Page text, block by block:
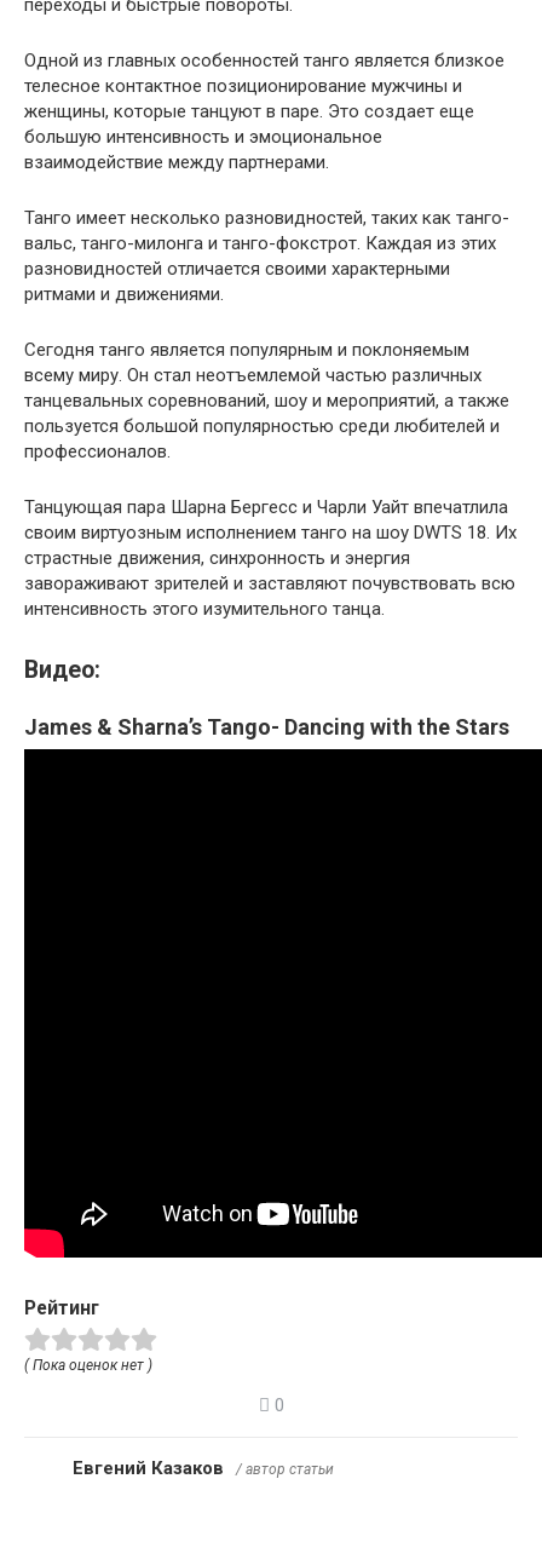
переходы и быстрые повороты.
Одной из главных особенностей танго является близкое
телесное контактное позиционирование мужчины и
женщины, которые танцуют в паре. Это создает еще
большую интенсивность и эмоциональное
взаимодействие между партнерами.
Танго имеет несколько разновидностей, таких как танго-
вальс, танго-милонга и танго-фокстрот. Каждая из этих
разновидностей отличается своими характерными
ритмами и движениями.
Сегодня танго является популярным и поклоняемым
всему миру. Он стал неотъемлемой частью различных
танцевальных соревнований, шоу и мероприятий, а также
пользуется большой популярностью среди любителей и
профессионалов.
Танцующая пара Шарна Бергесс и Чарли Уайт впечатлила
своим виртуозным исполнением танго на шоу DWTS 18. Их
страстные движения, синхронность и энергия
завораживают зрителей и заставляют почувствовать всю
интенсивность этого изумительного танца.
Видео:
James & Sharna’s Tango- Dancing with the Stars
Рейтинг
( Пока оценок нет )
0
Евгений Казаков / автор статьи